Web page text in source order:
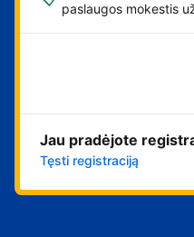
paslaugos mokestis
Jau pradėjote
Tęsti registraciją